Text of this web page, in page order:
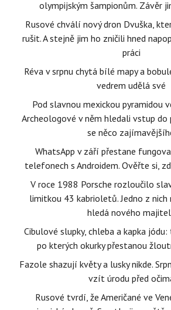
olympijským šampionům. Závěr
Rusové chválí nový dron Dvuška,
rušit. A stejně jim ho zničili hned
práci
Réva v srpnu chytá bílé mapy a
vedrem udělá své
Pod slavnou mexickou pyramidou
Archeologové v něm hledali vstup
se něco
WhatsApp v září přestane
telefonech s Androidem. Ověřte si,
V roce 1988 Porsche rozloučilo
limitkou 43 kabrioletů. Jedno z nich
hledá nového
Cibulové slupky, chleba a kapka
po kterých okurky přestanou
Fazole shazují květy a lusky nikde.
vzít úrodu před
Rusové tvrdí, že Američané ve